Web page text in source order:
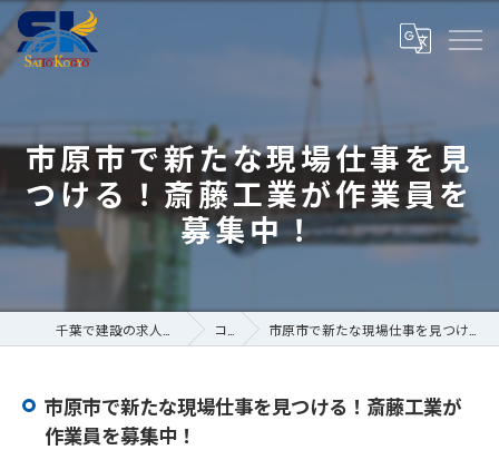
市原市で新たな現場仕事を見
つける！斎藤工業が作業員を
募集中！
コラム 市原市で新たな現場仕事を見つける！斎藤工業が作業員を募集中！
市原市で新たな現場仕事を見つける！斎藤工業が
作業員を募集中！